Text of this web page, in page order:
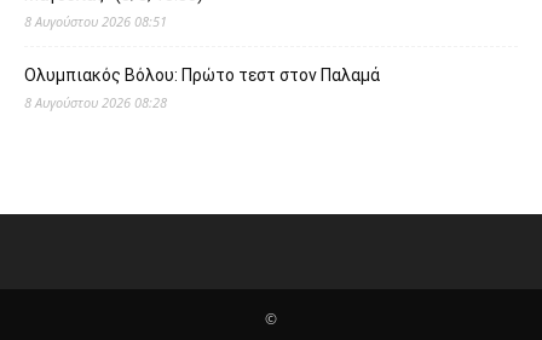
8 Αυγούστου 2026 08:51
Ολυμπιακός Βόλου: Πρώτο τεστ στον Παλαμά
8 Αυγούστου 2026 08:28
©